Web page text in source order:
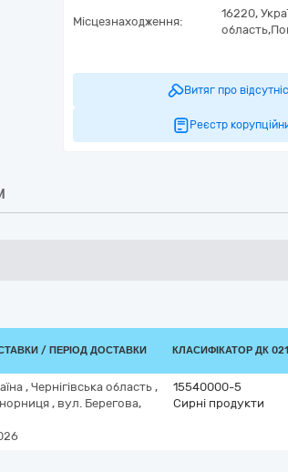
Місцезнаходження:
16220,
область,
Витяг про
Реєстр
/ ПЕРІОД ДОСТАВКИ КЛАСИФІКАТОР ДК
, Чернігівська область ,
, вул. Берегова,
15540000-5
Сирні продукти